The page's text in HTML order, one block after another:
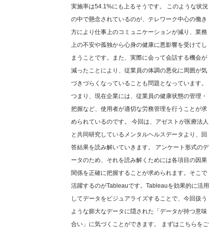
実施率は54.1%にも上るそうです。 このような状況
の中で懸念されているのが、テレワーク中心の働き
方により仕事上のコミュニケーションが減り、業務
上の不安や孤独から心身の健康に悪影響を受けてし
まうことです。また、実際に会って会話する機会が
減ったことにより、従業員の体調の悪化に周囲が気
づきづらくなっていることも問題となっています。
つまり、現在企業には、従業員の健康状態の管理・
把握など、使用者が適切な労務管理を行うことが求
められているのです。 今回は、アゼストが医療法人
と共同研究しているメンタルヘルスデータより、回
答結果を読み解いていきます。 アンケート形式のデ
ータのため、それを読み解くためには各項目の因果
関係を正確に把握することが求められます。そこで
活躍するのがTableauです。Tableauを効果的に活用
してデータをビジュアライズすることで、今回扱う
ような膨大なデータに隠された「データが持つ意味
合い」に気づくことができます。 まずはこちらをご